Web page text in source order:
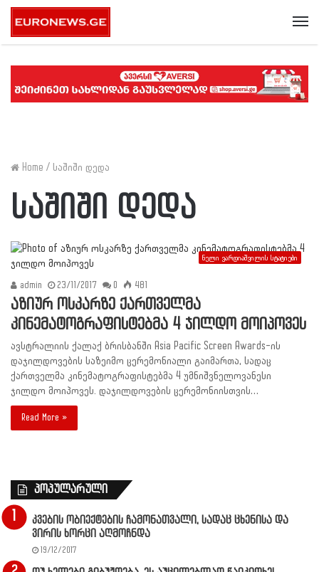
Home / საშიში დედა
საშიში დედა
ნელი ვარდიაშვილის სტატიები
admin 23/11/2017 0 481
აზიურ ოსკარზე ქართველმა
კინემატოგრაფისტებმა 4 ჯილდო მოიპოვეს
ავსტრალიის ქალაქ ბრისბანში Asia Pacific Screen Awards-ის
დაჯილდოვების საზეიმო ცერემონიალი გაიმართა, სადაც
ქართველმა კინემატოგრაფისტებმა 4 უმნიშვნელოვანესი
ჯილდო მოიპოვეს. დაჯილდოვების ცერემონიისთვის…
Read More »
პოპულარული
კვების ობიექტების ჩამონათვალი, სადაც ცხენისა და
ვირის ხორცი აღმოჩნდა
19/12/2017